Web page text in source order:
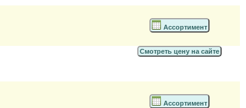
Ассортимент
Смотреть цену на сайте
Ассортимент